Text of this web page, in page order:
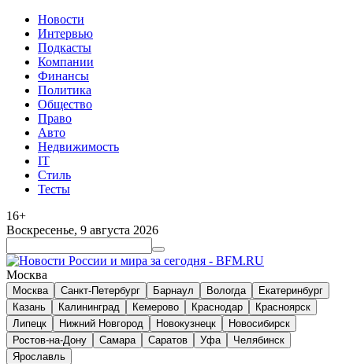
Новости
Интервью
Подкасты
Компании
Финансы
Политика
Общество
Право
Авто
Недвижимость
IT
Стиль
Тесты
16+
Воскресенье, 9 августа 2026
Москва
Москва Санкт-Петербург Барнаул Вологда
Екатеринбург
Казань
Калининград Кемерово Краснодар
Красноярск
Липецк
Нижний Новгород Новокузнецк
Новосибирск
Ростов-на-Дону
Самара Саратов Уфа
Челябинск
Ярославль